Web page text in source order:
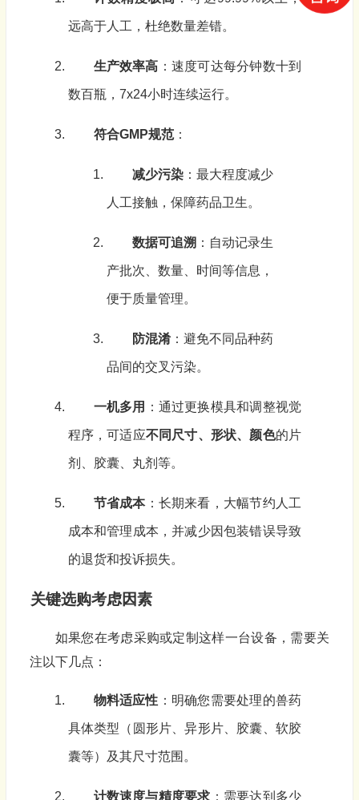
远高于人工，杜绝数量差错。
生产效率高 ：速度可达每分钟数十到
数百瓶，7x24小时连续运行。
符合GMP规范：
减少污染：最大程度减少
人工接触，保障药品卫生。
数据可追溯 ：自动记录生
产批次、数量、时间等信息，
便于质量管理。
防混淆：避免不同品种药
品间的交叉污染。
一机多用 ：通过更换模具和调整视觉
程序，可适应不同尺寸、形状、颜色的片
剂、胶囊、丸剂等。
节省成本：长期来看，大幅节约人工
成本和管理成本，并减少因包装错误导致
的退货和投诉损失。
关键选购考虑因素
如果您在考虑采购或定制这样一台设备，需要关
注以下几点：
物料适应性 ：明确您需要处理的兽药
具体类型（圆形片、异形片、胶囊、软胶
囊等）及其尺寸范围。
计数速度与精度要求 ：需要达到多少